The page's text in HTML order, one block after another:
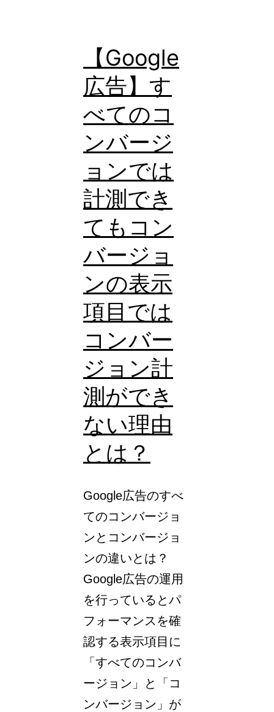
ー
ン
（ス
マ
ー
ア
シ
ス
ト
キ
ャ
ン
ー
ン）
と
は？
メ
リ
ト・
デ
メ
リ
ッ
ト
と
設
定
方
法
【Google
広告】す
べてのコ
ンバージ
ョンでは
計測でき
てもコン
バージョ
ンの表示
項目では
コンバー
ジョン計
測ができ
ない理由
とは？
Google広告のすべ
てのコンバージョ
ンとコンバージョ
ンの違いとは？
Google広告の運用
を行っているとパ
フォーマンスを確
認する表示項目に
「すべてのコンバ
ージョン」と「コ
ンバージョン」が